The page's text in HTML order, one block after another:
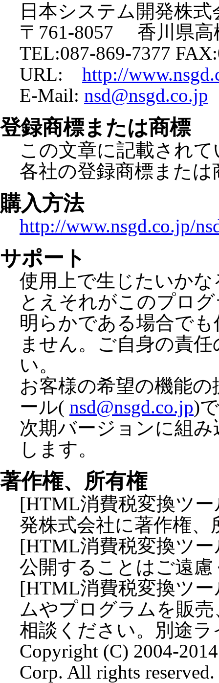
日本システム開発株式
〒761-8057 香川県高
TEL:087-869-7377
URL: http://
E-Mail: nsd@nsgd.co.jp
登録商標または商標
この文章に記載され
各社の登録商標または
購入方法
http://www.nsgd.co.jp/
サポート
使用上で生じたいか
とえそれがこのプロ
明らかである場合で
ません。ご自身の責
い。
お客様の希望の機能
ール( nsd@nsgd.co.jp)
次期バージョンに組
します。
著作権、所有権
[HTML消費税変換ツ
発株式会社に著作権
[HTML消費税変換ツ
公開することはご遠
[HTML消費税変換ツ
ムやプログラムを販
相談ください。別途
Copyright (C) 2004-
Corp. All rights reserved.